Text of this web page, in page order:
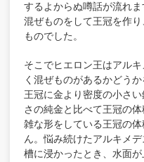
するよからぬ噂話が流れ
混ぜものをして王冠を作
ものでした。
そこでヒエロン王はアル
く混ぜものがあるかどう
王冠に金より密度の小さ
さの純金と比べて王冠の
雑な形をしている王冠の
ん。悩み続けたアルキメ
槽に浸かったとき、水面